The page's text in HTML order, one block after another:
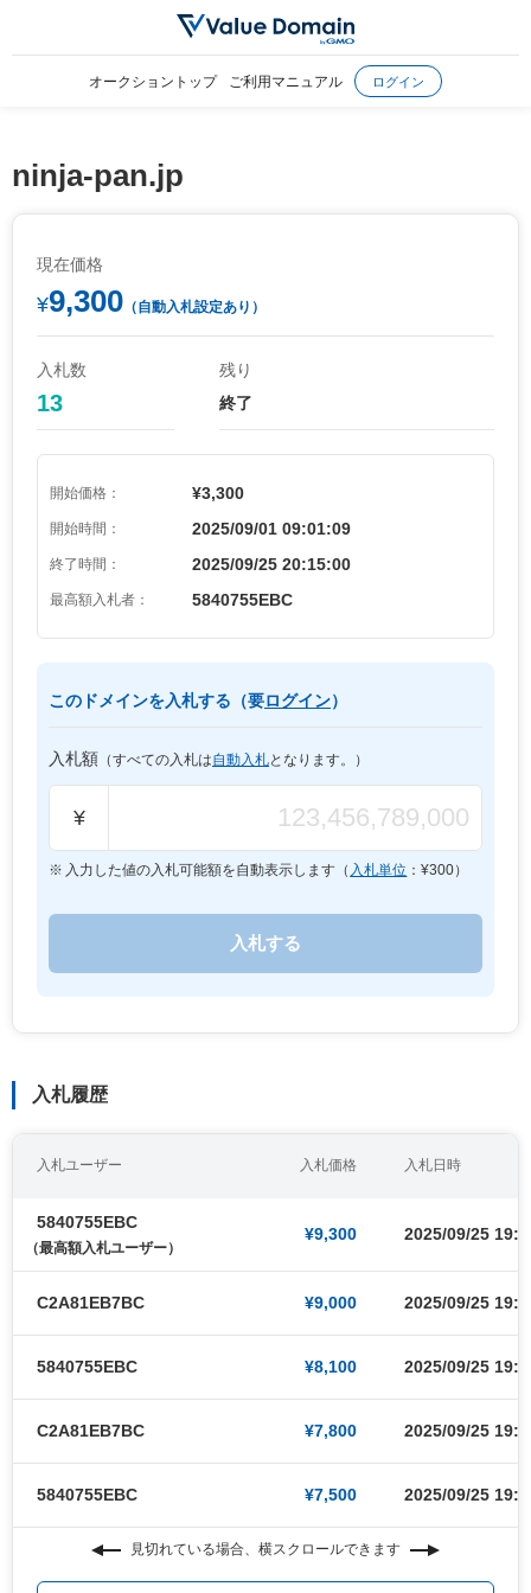
オークショントップ ご利用マニュアル ログイン
ninja-pan.jp
現在価格
¥9,300 （自動入札設定あり）
入札数
13
残り
終了
開始価格： ¥3,300
開始時間： 2025/09/01 09:01:09
終了時間： 2025/09/25 20:15:00
最高額入札者： 5840755EBC
このドメインを入札する（要ログイン）
入札額 （すべての入札は自動入札となります。）
¥
入力した値の入札可能額を自動表示します（ 入札単位 ：¥300）
入札履歴
入札ユーザー 入札価格 入札日時
5840755EBC
（最高額入札ユーザー）
¥9,300 2025/09/25
C2A81EB7BC ¥9,000 2025/09/25
5840755EBC ¥8,100 2025/09/25
C2A81EB7BC ¥7,800 2025/09/25
5840755EBC ¥7,500 2025/09/25
見切れている場合、横スクロールできます